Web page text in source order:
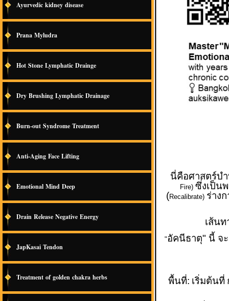
Ayurvedic kidney disease
Prana Myludra
Hot Stone Lymphatic Drainge
Dry Brushing Lymphatic Drainage
Burn-out Syndrome Treatment
Anti-Aging Face Lifting
Emotional Mind Deep
Drain Release Negative Energy
JapKasai Tendon
Treatment of golden chakra herbs
นี่คือศาสตร์บ
Fire)ซึ่งเป็น
(Recalibrate) ร่าง
เส้น
"อัคนีธาตุ" นี้ จ
พื้นที่: เริ่มต้นที่